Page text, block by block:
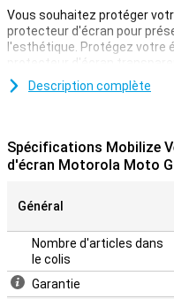
Vous souhaitez protéger
protecteur d'écran pour
l'esthétique. Protégez votre
protecteur d'écran
appareil.Description complète
Spécifications Mobilize
d'écran Motorola Moto
Général
Nombre d'articles dans
le colis
Garantie